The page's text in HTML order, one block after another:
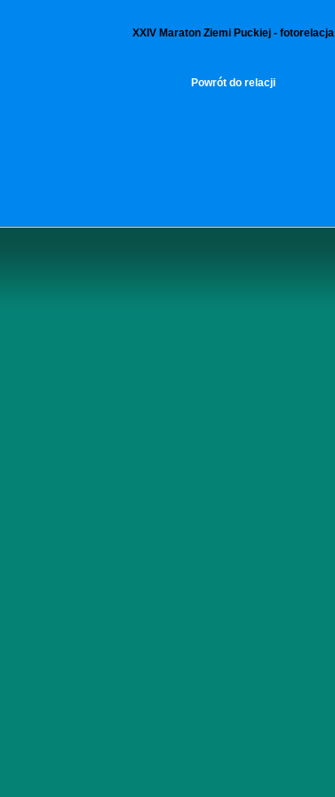
XXIV Maraton Ziemi Puckiej - fotorelacja
Powrót do relacji